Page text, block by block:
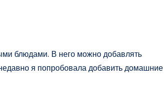
блюдами. В него можно добавлять
я попробовала добавить домашние